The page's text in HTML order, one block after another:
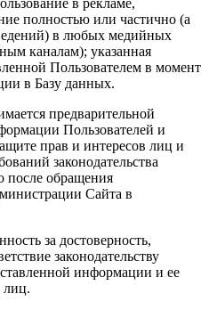
в рекламе,
полностью или частично (а
в любых медийных
каналам); указанная
Пользователем в момент
в Базу данных.
предварительной
Пользователей и
прав и интересов лиц и
законодательства
после обращения
Сайта в
за достоверность,
законодательству
информации и ее
лиц.